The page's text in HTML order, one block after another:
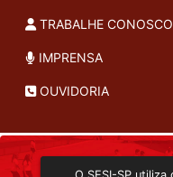
TRABALHE CONOSCO
IMPRENSA
OUVIDORIA